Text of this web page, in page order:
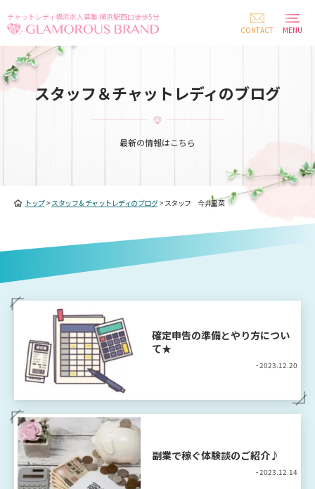
チャットレディ横浜求人募集 横浜駅西口徒歩5分
CONTACT
MENU
スタッフ＆チャットレディのブログ
最新の情報はこちら
トップ> スタッフ＆チャットレディのブログ> スタッフ 今井里菜
確定申告の準備とやり方につい
て★
- 2023.12.20
副業で稼ぐ体験談のご紹介♪
- 2023.12.14